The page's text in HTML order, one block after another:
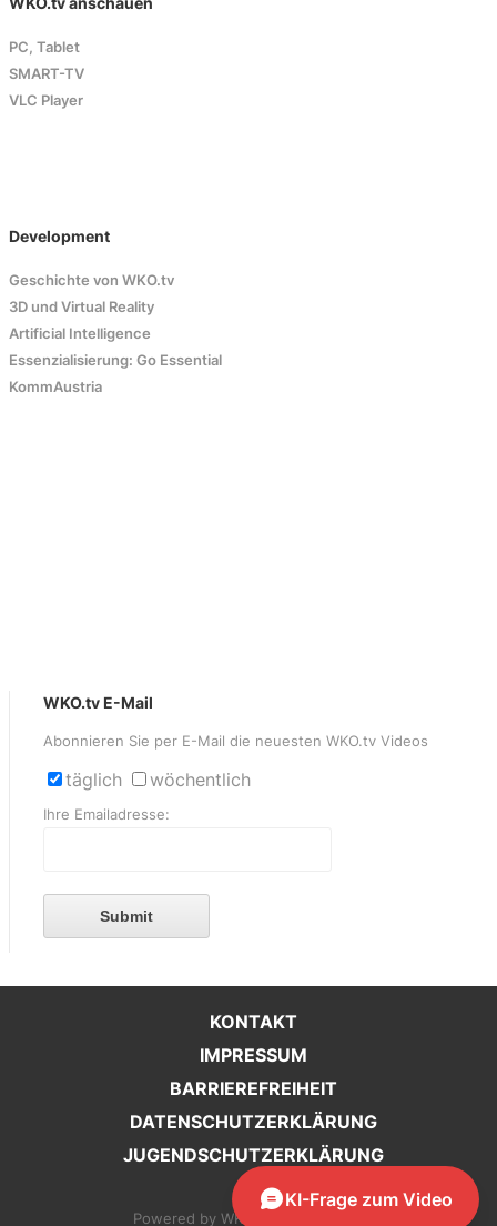
KI-Frage zum Video
Configuration
PC, Tablet
SMART-TV
VLC Player
Development
Geschichte von WKO.tv
3D und Virtual Reality
Artificial Intelligence
Essenzialisierung: Go Essential
KommAustria
WKO.tv E-Mail
Abonnieren Sie per E-Mail die neuesten WKO.tv Videos
täglich wöchentlich
Ihre Emailadresse:
Submit
KONTAKT
IMPRESSUM
BARRIEREFREIHEIT
DATENSCHUTZERKLÄRUNG
JUGENDSCHUTZERKLÄRUNG
Powered by WKO Steiermark 2026